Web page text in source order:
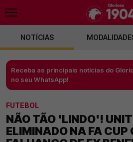
NOTÍCIAS
Receba as principais notícias do
no seu WhatsApp!
FUTEBOL
NÃO TÃO 'LINDO'!
ELIMINADO NA FA CUP